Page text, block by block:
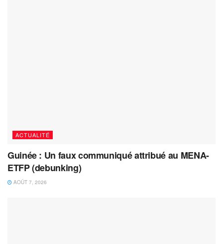
ACTUALITÉ
Guinée : Un faux communiqué attribué au MENA-
ETFP (debunking)
AOÛT 7, 2026